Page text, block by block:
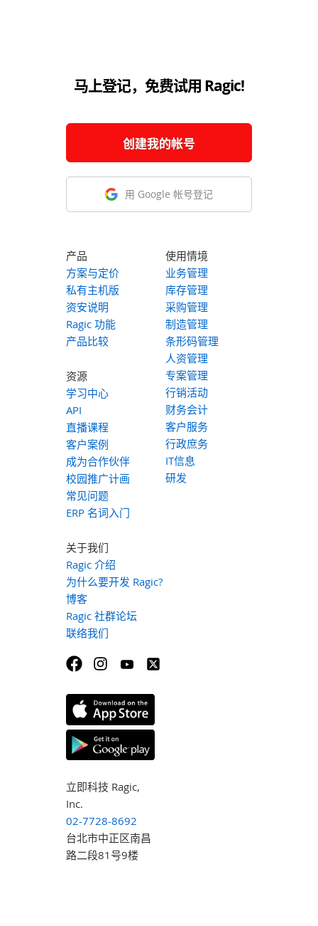
马上登记，免费试用 Ragic!
创建我的帐号
用 Google 帐号登记
产品
方案与定价
私有主机版
资安说明
Ragic 功能
产品比较
资源
学习中心
API
直播课程
客户案例
成为合作伙伴
校园推广计画
常见问题
ERP 名词入门
使用情境
业务管理
库存管理
采购管理
制造管理
条形码管理
人资管理
专案管理
行销活动
财务会计
客户服务
行政庶务
IT信息
研发
关于我们
Ragic 介绍
为什么要开发 Ragic?
博客
Ragic 社群论坛
联络我们
立即科技 Ragic,
Inc.
02-7728-8692
台北市中正区南昌
路二段81号9楼